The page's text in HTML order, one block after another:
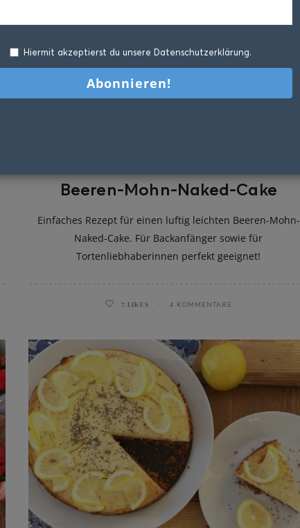
Beeren-Mohn-Naked-Cake
Einfaches Rezept für einen luftig leichten Beeren-Mohn-
Naked-Cake. Für Backanfänger sowie für
Tortenliebhaberinnen perfekt geeignet!
7 LIKES 4 KOMMENTARE
Hiermit akzeptierst du unsere Datenschutzerklärung.